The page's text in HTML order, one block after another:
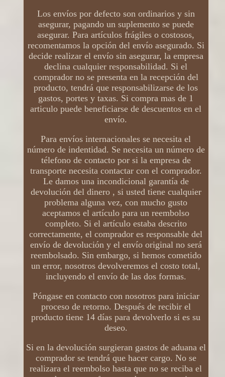
Los envíos por defecto son ordinarios y sin
asegurar, pagando un suplemento se puede
asegurar. Para artículos frágiles o costosos,
recomentamos la opción del envío asegurado. Si
decide realizar el envío sin asegurar, la empresa
declina cualquier responsabilidad. Si el
comprador no se presenta en la recepción del
producto, tendrá que responsabilizarse de los
gastos, portes y taxas. Si compra mas de 1
articulo puede beneficiarse de descuentos en el
envío.
Para envíos internacionales se necesita el
número de indentidad. Se necesita un número de
télefono de contacto por si la empresa de
transporte necesita contactar con el comprador.
Le damos una incondicional garantía de
devolución del dinero , si usted tiene cualquier
problema alguna vez, con mucho gusto
aceptamos el artículo para un reembolso
completo. Si el artículo estaba descrito
correctamente, el comprador es responsable del
envío de devolución y el envío original no será
reembolsado. Sin embargo, si hemos cometido
un error, nosotros devolveremos el costo total,
incluyendo el envío de las dos formas.
Póngase en contacto con nosotros para iniciar
proceso de retorno. Después de recibir el
producto tiene 14 días para devolverlo si es su
deseo.
Si en la devolución surgieran gastos de aduana el
comprador se tendrá que hacer cargo. No se
realizara el reembolso hasta que no se reciba el